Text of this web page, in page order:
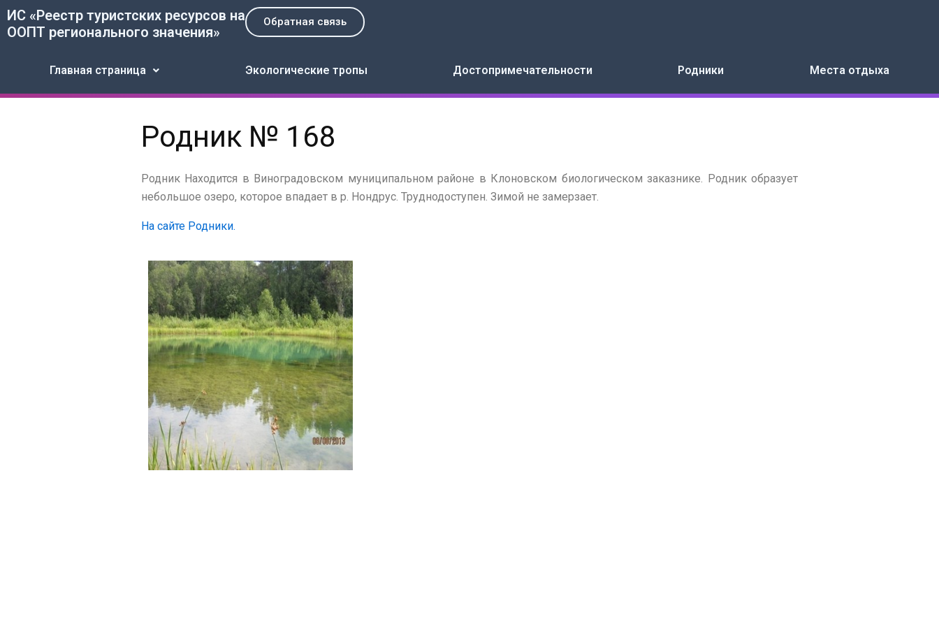
Перейти
содержимому
ИС «Реестр туристских ресурсов на
ООПТ регионального значения»
Обратная связь
Главная страница Экологические тропы Достопримечательности Родники Места отдыха
Родник № 168
Родник Находится в Виноградовском муниципальном районе в Клоновском биологическом заказнике. Родник образует
небольшое озеро, которое впадает в р. Нондрус. Труднодоступен. Зимой не замерзает.
На сайте Родники.